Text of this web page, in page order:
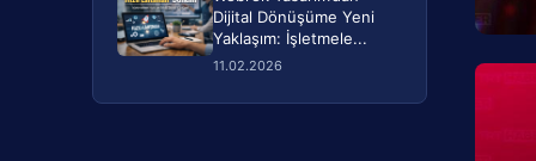
Dijital Dönüşüme Yeni
Yaklaşım: İşletmele...
11.02.2026